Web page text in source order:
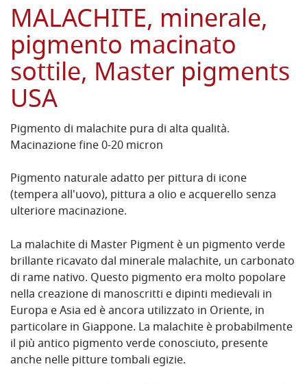
MALACHITE, minerale,
pigmento macinato
sottile, Master pigments
USA
Pigmento di malachite pura di alta qualità.
Macinazione fine 0-20 micron
Pigmento naturale adatto per pittura di icone
(tempera all'uovo), pittura a olio e acquerello senza
ulteriore macinazione.
La malachite di Master Pigment è un pigmento verde
brillante ricavato dal minerale malachite, un carbonato
di rame nativo. Questo pigmento era molto popolare
nella creazione di manoscritti e dipinti medievali in
Europa e Asia ed è ancora utilizzato in Oriente, in
particolare in Giappone. La malachite è probabilmente
il più antico pigmento verde conosciuto, presente
anche nelle pitture tombali egizie.